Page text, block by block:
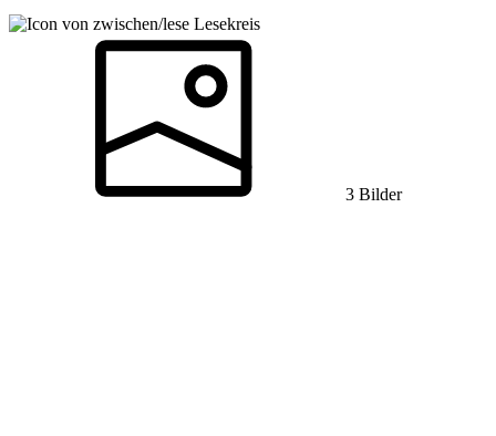
Lesekreis
3 Bilder